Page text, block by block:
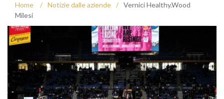
Home / Notizie dalle aziende / Vernici Healthy.Wood
Milesi